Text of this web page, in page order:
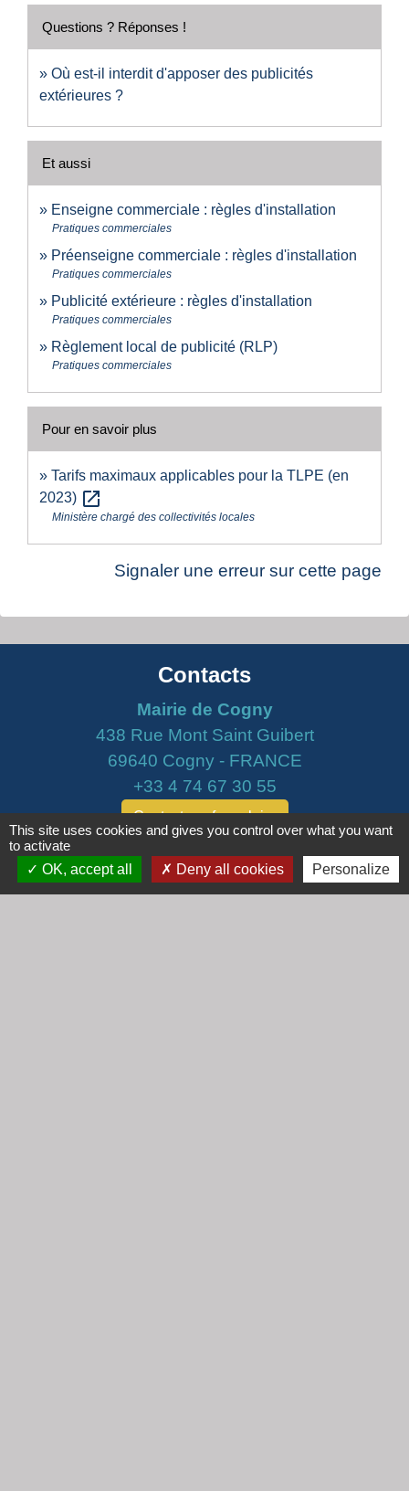
Questions ? Réponses !
Où est-il interdit d'apposer des publicités
extérieures ?
Et aussi
Enseigne commerciale : règles d'installation
Pratiques commerciales
Préenseigne commerciale : règles d'installation
Pratiques commerciales
Publicité extérieure : règles d'installation
Pratiques commerciales
Règlement local de publicité (RLP)
Pratiques commerciales
Pour en savoir plus
Tarifs maximaux applicables pour la TLPE (en
2023) open_in_new
Ministère chargé des collectivités locales
Signaler une erreur sur cette page
Contacts
Mairie de Cogny
438 Rue Mont Saint Guibert
69640 Cogny - FRANCE
+33 4 74 67 30 55
Contact par formulaire
Horaires
Lundi : 16h30 - 18h30
This site uses cookies and gives you control over what you want
to activate
OK, accept all
Deny all cookies Personalize